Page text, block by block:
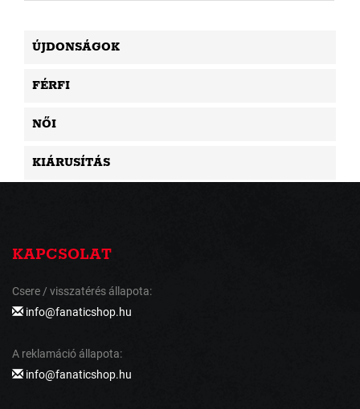
ÚJDONSÁGOK
FÉRFI
NŐI
KIÁRUSÍTÁS
KAPCSOLAT
Csere / visszatérés állapota:
info@fanaticshop.hu
A reklamáció állapota:
info@fanaticshop.hu